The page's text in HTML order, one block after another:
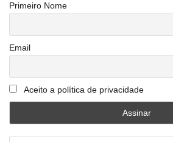
Primeiro Nome
Email
Aceito a política de privacidade